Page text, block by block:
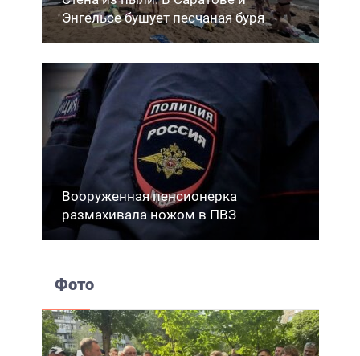
Энгельсе бушует песчаная буря
Вооруженная пенсионерка
размахивала ножом в ПВЗ
Фото